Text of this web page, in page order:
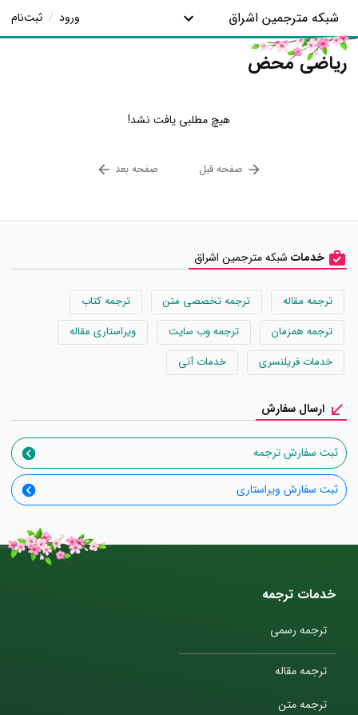
شبکه مترجمین اشراق ورود / ثبت‌نام
ریاضی محض
هیچ مطلبی یافت نشد!
صفحه قبل صفحه بعد
خدمات شبکه مترجمین اشراق
ترجمه مقاله ترجمه تخصصی متن
ترجمه کتاب
ترجمه همزمان
ترجمه وب سایت
ویراستاری مقاله
خدمات فریلنسری
خدمات آنی
ارسال سفارش
ثبت سفارش ترجمه
ثبت سفارش ویراستاری
خدمات ترجمه
ترجمه رسمی
ترجمه مقاله
ترجمه متن